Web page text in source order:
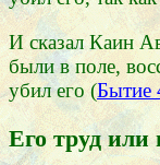
И сказал Каин
были в поле,
убил его (Бытие
Его труд